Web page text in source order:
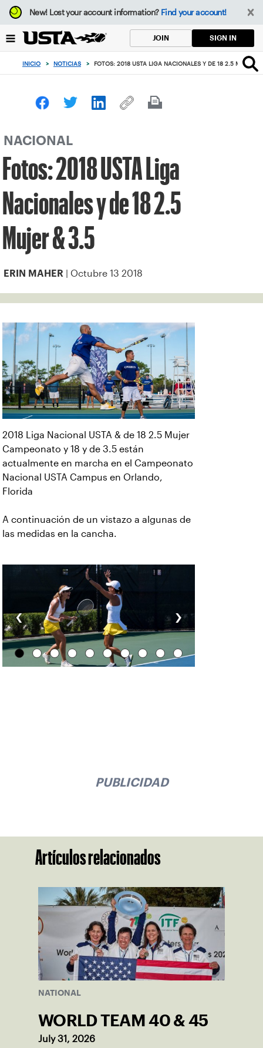
Enfoque
desde
botón
volver
principio
New!Lost your account information? Find your account!
JOIN SIGN IN
INICIO > NOTICIAS > FOTOS: 2018 USTA LIGA NACIONALES Y DE 18 2.5 MUJER
NACIONAL
Fotos: 2018 USTA Liga
Nacionales y de 18 2.5
Mujer & 3.5
ERIN MAHER | Octubre 13 2018
2018 Liga Nacional USTA & de 18 2.5 Mujer
Campeonato y 18 y de 3.5 están
actualmente en marcha en el Campeonato
Nacional USTA Campus en Orlando,
Florida
A continuación de un vistazo a algunas de
las medidas en la cancha.
‹ ›
PUBLICIDAD
Artículos relacionados
NATIONAL
WORLD TEAM 40 & 45
July 31, 2026